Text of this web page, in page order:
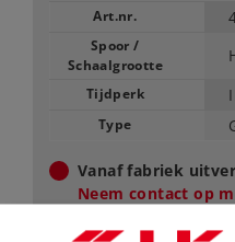
Art.nr.
Spoor /
Schaalgrootte
Tijdperk
Type
Vanaf fabriek
Neem contact op